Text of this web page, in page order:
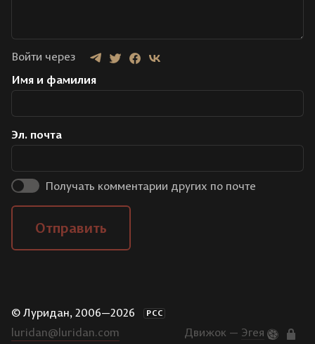
Войти через
Имя и фамилия
Эл. почта
Получать комментарии других по почте
Отправить
© Луридан, 2006—2026 РСС
luridan@luridan.com Движок — Эгея